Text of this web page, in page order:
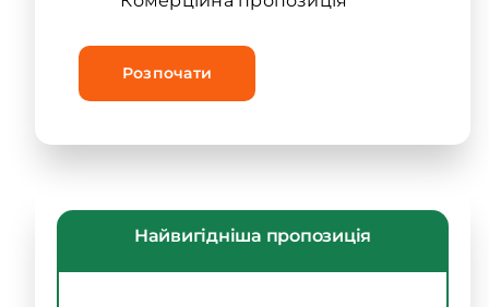
Розпочати
Найвигідніша пропозиція